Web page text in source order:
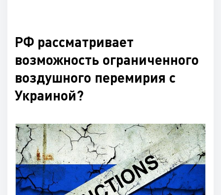
РФ рассматривает
возможность ограниченного
воздушного перемирия с
Украиной?